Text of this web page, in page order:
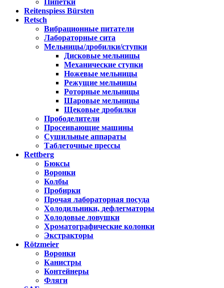
Пипетки
Reitenspiess Bürsten
Retsch
Вибрационные питатели
Лабораторные сита
Мельницы/дробилки/ступки
Дисковые мельницы
Механические ступки
Ножевые мельницы
Режущие мельницы
Роторные мельницы
Шаровые мельницы
Щековые дробилки
Прободелители
Просеивающие машины
Сушильные аппараты
Таблеточные прессы
Rettberg
Бюксы
Воронки
Колбы
Пробирки
Прочая лабораторная посуда
Холодильники, дефлегматоры
Холодовые ловушки
Хроматографические колонки
Экстракторы
Rötzmeier
Воронки
Канистры
Контейнеры
Фляги